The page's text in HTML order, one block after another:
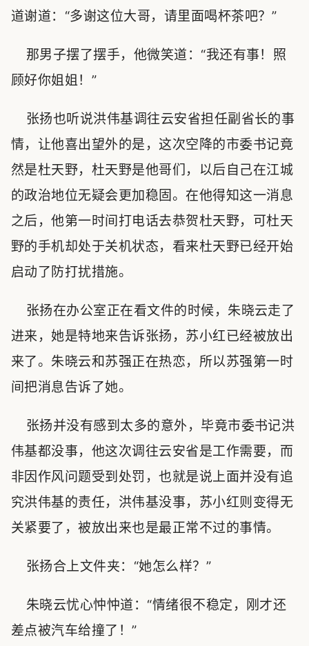
道谢道：“多谢这位大哥，请里面喝杯茶吧？”
那男子摆了摆手，他微笑道：“我还有事！照
顾好你姐姐！”
张扬也听说洪伟基调往云安省担任副省长的事
情，让他喜出望外的是，这次空降的市委书记竟
然是杜天野，杜天野是他哥们，以后自己在江城
的政治地位无疑会更加稳固。在他得知这一消息
之后，他第一时间打电话去恭贺杜天野，可杜天
野的手机却处于关机状态，看来杜天野已经开始
启动了防打扰措施。
张扬在办公室正在看文件的时候，朱晓云走了
进来，她是特地来告诉张扬，苏小红已经被放出
来了。朱晓云和苏强正在热恋，所以苏强第一时
间把消息告诉了她。
张扬并没有感到太多的意外，毕竟市委书记洪
伟基都没事，他这次调往云安省是工作需要，而
非因作风问题受到处罚，也就是说上面并没有追
究洪伟基的责任，洪伟基没事，苏小红则变得无
关紧要了，被放出来也是最正常不过的事情。
张扬合上文件夹：“她怎么样？”
朱晓云忧心忡忡道：“情绪很不稳定，刚才还
差点被汽车给撞了！”